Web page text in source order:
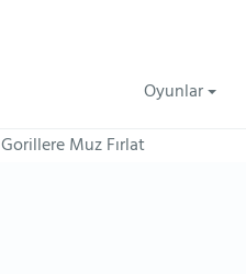
Oyunlar
Gorillere Muz Fırlat